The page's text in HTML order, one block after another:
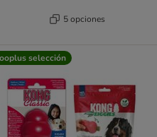
5 opciones
selección